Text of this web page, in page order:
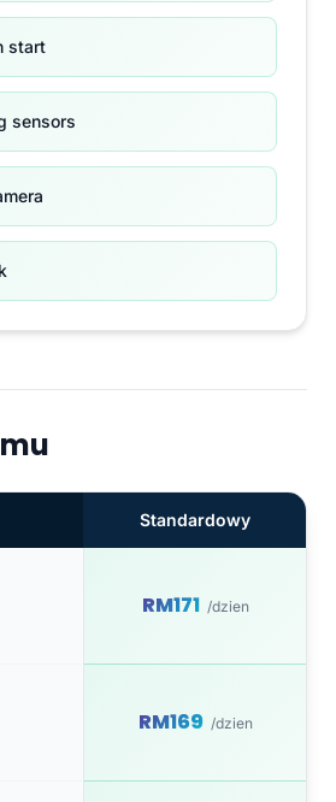
start
sensors
Standardowy
RM171 /dzien
RM169 /dzien